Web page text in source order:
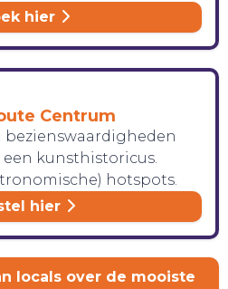
HANDIG!
hier
Centrum
kunsthistoricus.
hotspots.
hier
locals over de mooiste